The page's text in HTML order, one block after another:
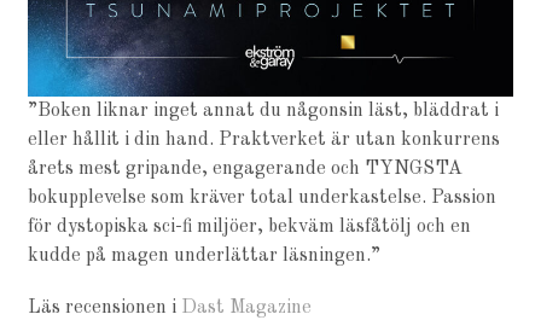
”Boken liknar inget annat du någonsin läst, bläddrat i
eller hållit i din hand. Praktverket är utan konkurrens
årets mest gripande, engagerande och TYNGSTA
bokupplevelse som kräver total underkastelse. Passion
för dystopiska sci-fi miljöer, bekväm läsfåtölj och en
kudde på magen underlättar läsningen.”
Läs recensionen i Dast Magazine